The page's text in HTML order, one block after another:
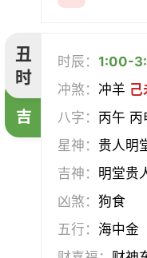
移徙 分
放水 畋猎
丑
时
吉
时辰：1:00-
冲煞：冲羊
八字： 丙午 丙
星神： 贵人明
吉神： 明堂贵
凶煞：狗食
五行：海中金